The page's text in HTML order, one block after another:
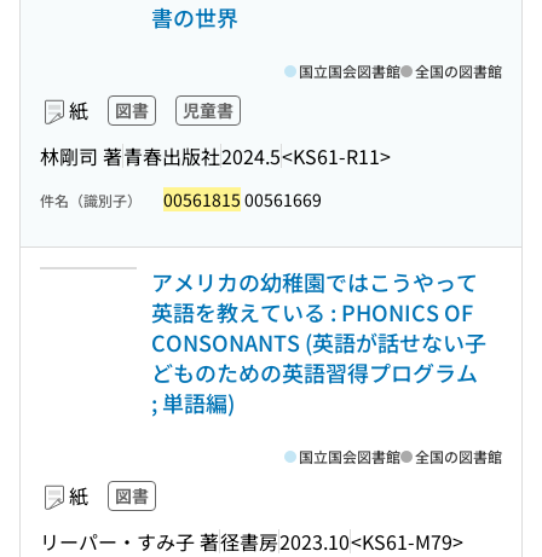
書の世界
紙 図書 児童書
林剛司 著青春出版社2024.5<KS61-R11>
国立国会図書館 全国の図書館
件名（識別子） 00561815 00561669
アメリカの幼稚園ではこうやって
英語を教えている : PHONICS OF
CONSONANTS (英語が話せない子
どものための英語習得プログラム
; 単語編)
紙 図書
リーパー・すみ子 著径書房2023.10<KS61-M79>
国立国会図書館 全国の図書館